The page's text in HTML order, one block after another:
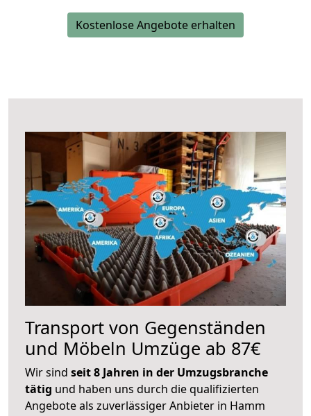
Kostenlose Angebote erhalten
Transport von Gegenständen
und Möbeln Umzüge ab 87€
Wir sind seit 8 Jahren in der Umzugsbranche
tätig und haben uns durch die qualifizierten
Angebote als zuverlässiger Anbieter in Hamm